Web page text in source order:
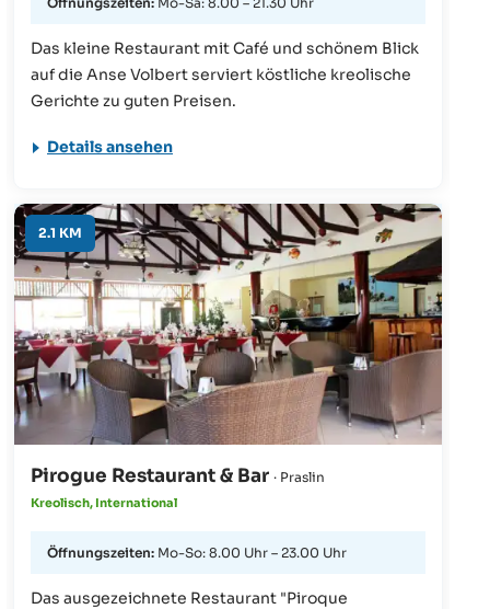
Das kleine Restaurant mit Café und schönem Blick
auf die Anse Volbert serviert köstliche kreolische
Gerichte zu guten Preisen.
Details ansehen
2.1 KM
Pirogue Restaurant & Bar · Praslin
Kreolisch, International
Öffnungszeiten: Mo-So: 8.00 Uhr – 23.00 Uhr
Das ausgezeichnete Restaurant "Piroque